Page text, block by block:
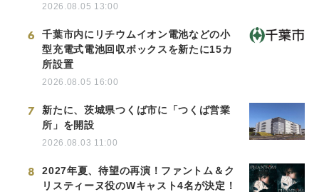
2026.08.05 13:00
6
千葉市内にリチウムイオン電池などの小
型充電式電池回収ボックスを新たに15カ
所設置
2026.08.05 16:00
7
新たに、茨城県つくば市に「つくば営業
所」を開設
2026.08.03 11:00
8
2027年夏、待望の再演！ファントム＆ク
リスティーヌ役のWキャスト4名が決定！